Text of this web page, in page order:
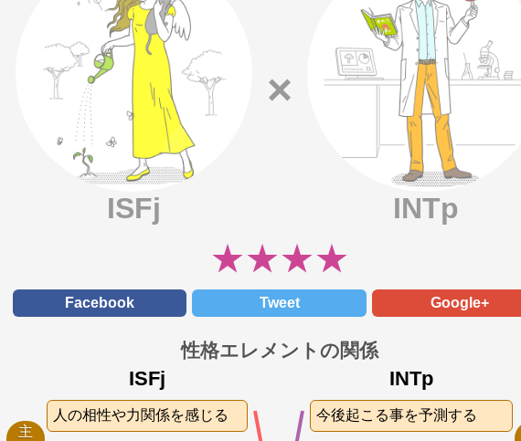
ISFj
×
INTp
★★★★
Facebook Tweet Google+
性格エレメントの関係
ISFj INTp
主
人の相性や力関係を感じる
今後起こる事を予測する